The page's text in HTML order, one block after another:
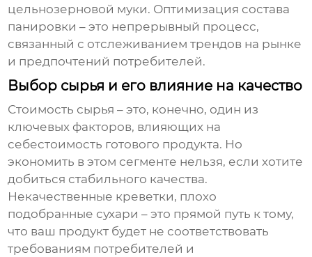
цельнозерновой муки. Оптимизация состава
панировки – это непрерывный процесс,
связанный с отслеживанием трендов на рынке
и предпочтений потребителей.
Выбор сырья и его влияние на качество
Стоимость сырья – это, конечно, один из
ключевых факторов, влияющих на
себестоимость готового продукта. Но
экономить в этом сегменте нельзя, если хотите
добиться стабильного качества.
Некачественные креветки, плохо
подобранные сухари – это прямой путь к тому,
что ваш продукт будет не соответствовать
требованиям потребителей и